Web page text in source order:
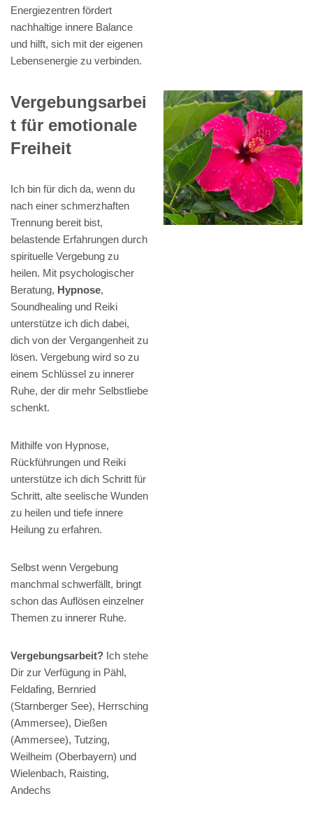
Energiezentren fördert
nachhaltige innere Balance
und hilft, sich mit der eigenen
Lebensenergie zu verbinden.
Vergebungsarbei
t für emotionale
Freiheit
Ich bin für dich da, wenn du
nach einer schmerzhaften
Trennung bereit bist,
belastende Erfahrungen durch
spirituelle Vergebung zu
heilen. Mit psychologischer
Beratung, Hypnose,
Soundhealing und Reiki
unterstütze ich dich dabei,
dich von der Vergangenheit zu
lösen. Vergebung wird so zu
einem Schlüssel zu innerer
Ruhe, der dir mehr Selbstliebe
schenkt.
Mithilfe von Hypnose,
Rückführungen und Reiki
unterstütze ich dich Schritt für
Schritt, alte seelische Wunden
zu heilen und tiefe innere
Heilung zu erfahren.
Selbst wenn Vergebung
manchmal schwerfällt, bringt
schon das Auflösen einzelner
Themen zu innerer Ruhe.
Vergebungsarbeit? Ich stehe
Dir zur Verfügung in Pähl,
Feldafing, Bernried
(Starnberger See), Herrsching
(Ammersee), Dießen
(Ammersee), Tutzing,
Weilheim (Oberbayern) und
Wielenbach, Raisting,
Andechs